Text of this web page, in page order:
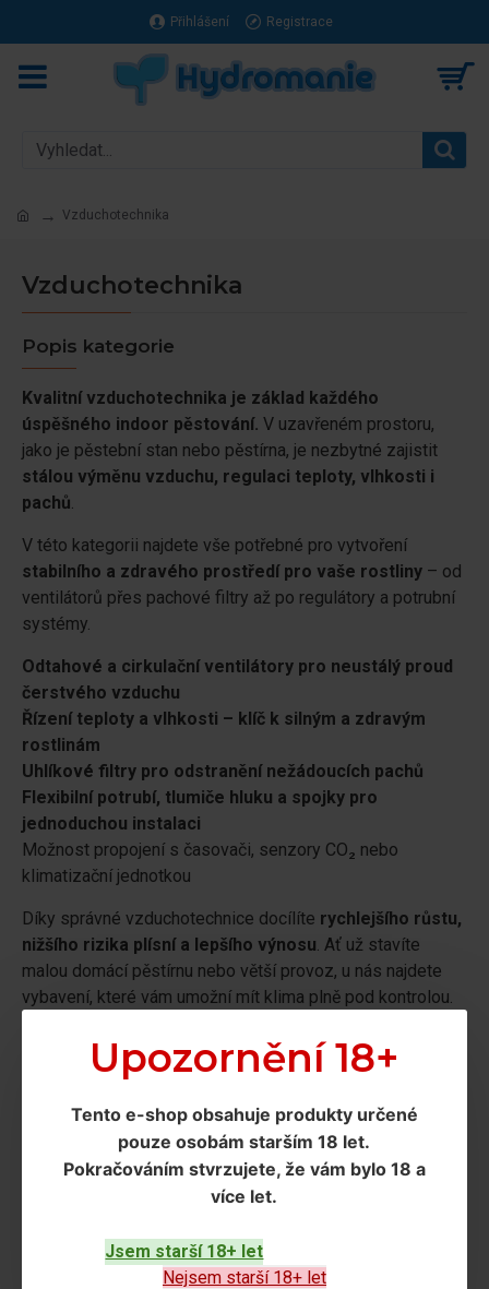
Upozornění 18+
Tento e-shop obsahuje produkty určené
pouze osobám starším 18 let.
Pokračováním stvrzujete, že vám bylo 18 a
více let.
Jsem starší 18+ let
Nejsem starší 18+ let
Přihlášení Registrace
Vzduchotechnika
Vzduchotechnika
Popis kategorie
Kvalitní vzduchotechnika je základ každého
úspěšného indoor pěstování. V uzavřeném prostoru,
jako je pěstební stan nebo pěstírna, je nezbytné zajistit
stálou výměnu vzduchu, regulaci teploty, vlhkosti i
pachů.
V této kategorii najdete vše potřebné pro vytvoření
stabilního a zdravého prostředí pro vaše rostliny – od
ventilátorů přes pachové filtry až po regulátory a potrubní
systémy.
Odtahové a cirkulační ventilátory pro neustálý proud
čerstvého vzduchu
Řízení teploty a vlhkosti – klíč k silným a zdravým
rostlinám
Uhlíkové filtry pro odstranění nežádoucích pachů
Flexibilní potrubí, tlumiče hluku a spojky pro
jednoduchou instalaci
Možnost propojení s časovači, senzory CO₂ nebo
klimatizační jednotkou
Díky správné vzduchotechnice docílíte rychlejšího růstu,
nižšího rizika plísní a lepšího výnosu. Ať už stavíte
malou domácí pěstírnu nebo větší provoz, u nás najdete
vybavení, které vám umožní mít klima plně pod kontrolou.
Objevte profesionální
vzduchotechniku pro hydroponii
a indoor pěstovánína Hydromanie.cz
Stojany